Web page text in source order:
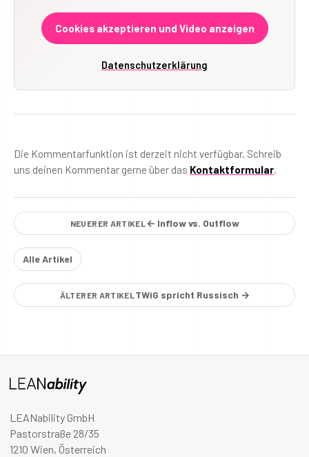
Cookies akzeptieren und Video anzeigen
Datenschutzerklärung
Die Kommentarfunktion ist derzeit nicht verfügbar. Schreib
uns deinen Kommentar gerne über das Kontaktformular.
NEUERER ARTIKEL ← Inflow vs. Outflow
Alle Artikel
ÄLTERER ARTIKEL TWiG spricht Russisch →
LEANability GmbH
Pastorstraße 28/35
1210 Wien, Österreich